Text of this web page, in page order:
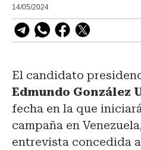
14/05/2024
El candidato
Edmundo González
fecha en la que
campaña en
entrevista concedida